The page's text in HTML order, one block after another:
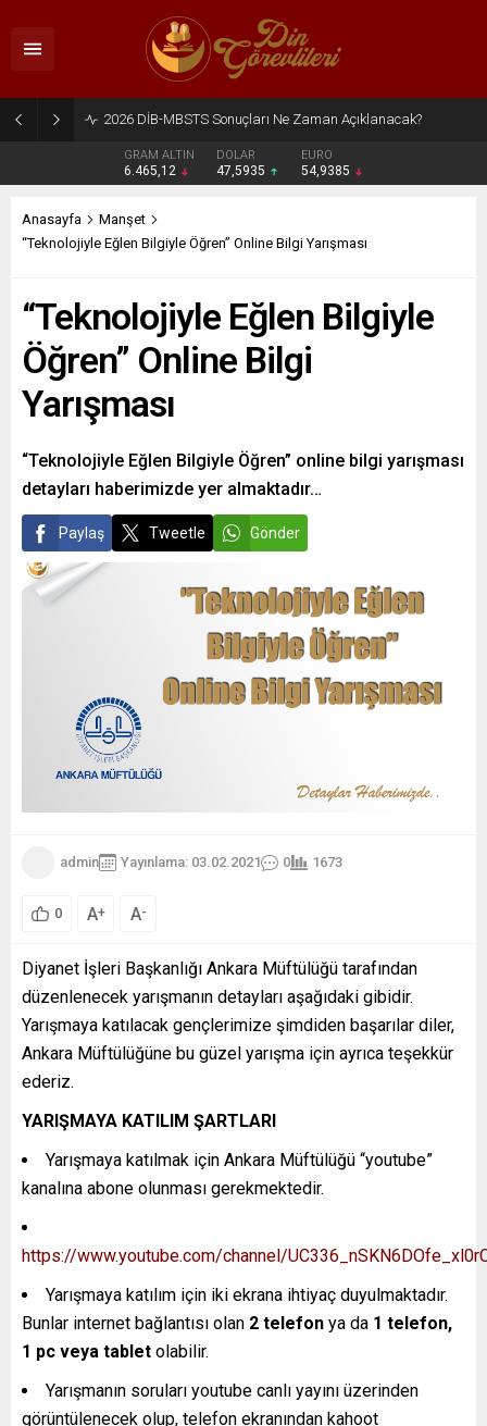
2026 DİB-MBSTS Ne Zaman?
GRAM ALTIN
6.465,12
DOLAR
47,5935
EURO
54,9385
Anasayfa
Manşet
“Teknolojiyle Eğlen Bilgiyle Öğren” Online Bilgi Yarışması
“Teknolojiyle Eğlen Bilgiyle
Öğren” Online Bilgi
Yarışması
“Teknolojiyle Eğlen Bilgiyle Öğren” online bilgi yarışması
detayları haberimizde yer almaktadır…
Paylaş Tweetle Gönder
admin Yayınlama: 03.02.2021 0 1673
0 A+ A-
Diyanet İşleri Başkanlığı Ankara Müftülüğü tarafından
düzenlenecek yarışmanın detayları aşağıdaki gibidir.
Yarışmaya katılacak gençlerimize şimdiden başarılar diler,
Ankara Müftülüğüne bu güzel yarışma için ayrıca teşekkür
ederiz.
YARIŞMAYA KATILIM ŞARTLARI
Yarışmaya katılmak için Ankara Müftülüğü “youtube”
kanalına abone olunması gerekmektedir.
https://www.youtube.com/channel/
Yarışmaya katılım için iki ekrana ihtiyaç duyulmaktadır.
Bunlar internet bağlantısı olan 2 telefon ya da 1 telefon,
1 pc veya tablet olabilir.
Yarışmanın soruları youtube canlı yayını üzerinden
görüntülenecek olup, telefon ekranından kahoot